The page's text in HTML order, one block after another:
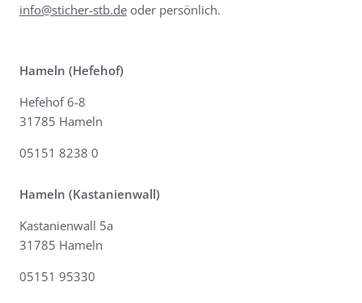
info@sticher-stb.de oder persönlich.
Hameln (Hefehof)
Hefehof 6-8
31785 Hameln
05151 8238 0
Hameln (Kastanienwall)
Kastanienwall 5a
31785 Hameln
05151 95330